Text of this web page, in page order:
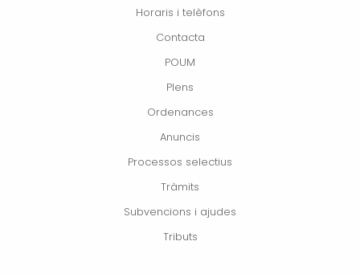
Horaris i telèfons
Contacta
POUM
Plens
Ordenances
Anuncis
Processos selectius
Tràmits
Subvencions i ajudes
Tributs